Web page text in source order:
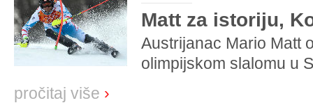
Matt za istoriju,
Austrijanac Mario Matt
olimpijskom slalomu u
pročitaj više ›